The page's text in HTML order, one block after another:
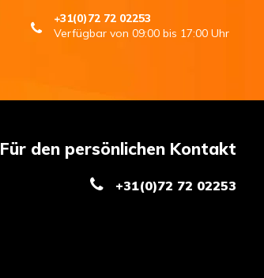
+31(0)72 72 02253
Verfügbar von 09:00 bis 17:00 Uhr
Für den persönlichen Kontakt
+31(0)72 72 02253